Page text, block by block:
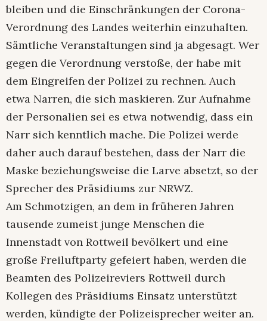
bleiben und die Einschränkungen der Corona-
Verordnung des Landes weiterhin einzuhalten.
Sämtliche Veranstaltungen sind ja abgesagt. Wer
gegen die Verordnung verstoße, der habe mit
dem Eingreifen der Polizei zu rechnen. Auch
etwa Narren, die sich maskieren. Zur Aufnahme
der Personalien sei es etwa notwendig, dass ein
Narr sich kenntlich mache. Die Polizei werde
daher auch darauf bestehen, dass der Narr die
Maske beziehungsweise die Larve absetzt, so der
Sprecher des Präsidiums zur NRWZ.
Am Schmotzigen, an dem in früheren Jahren
tausende zumeist junge Menschen die
Innenstadt von Rottweil bevölkert und eine
große Freiluftparty gefeiert haben, werden die
Beamten des Polizeireviers Rottweil durch
Kollegen des Präsidiums Einsatz unterstützt
werden, kündigte der Polizeisprecher weiter an.